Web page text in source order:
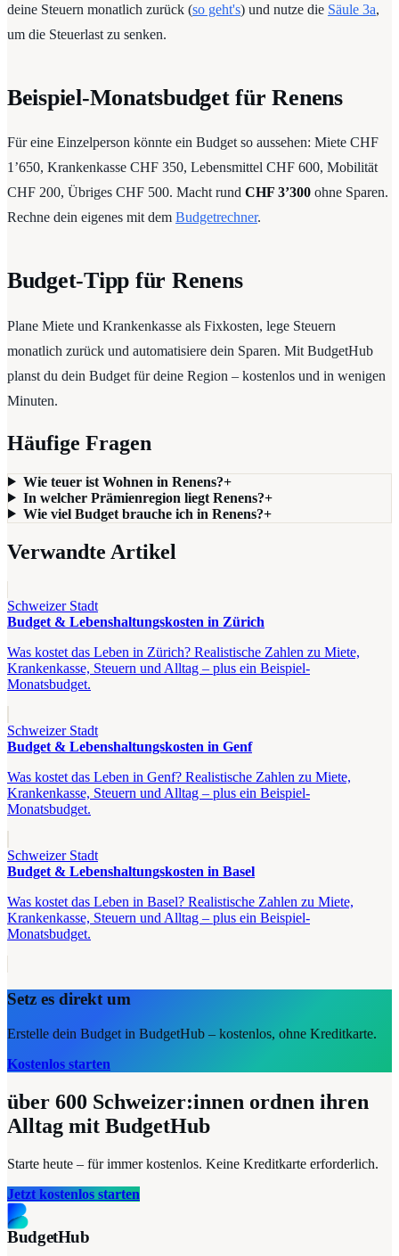
deine Steuern monatlich zurück (so geht's) und nutze die Säule 3a,
um die Steuerlast zu senken.
Beispiel-Monatsbudget für Renens
Für eine Einzelperson könnte ein Budget so aussehen: Miete CHF
1’650, Krankenkasse CHF 350, Lebensmittel CHF 600, Mobilität
CHF 200, Übriges CHF 500. Macht rund CHF 3’300 ohne Sparen.
Rechne dein eigenes mit dem Budgetrechner.
Budget-Tipp für Renens
Plane Miete und Krankenkasse als Fixkosten, lege Steuern
monatlich zurück und automatisiere dein Sparen. Mit BudgetHub
planst du dein Budget für deine Region – kostenlos und in wenigen
Minuten.
Häufige Fragen
Wie teuer ist Wohnen in Renens?+
In welcher Prämienregion liegt Renens?+
Wie viel Budget brauche ich in Renens?+
Verwandte Artikel
Schweizer Stadt
Budget & Lebenshaltungskosten in Zürich
Was kostet das Leben in Zürich? Realistische Zahlen zu Miete,
Krankenkasse, Steuern und Alltag – plus ein Beispiel-
Monatsbudget.
Schweizer Stadt
Budget & Lebenshaltungskosten in Genf
Was kostet das Leben in Genf? Realistische Zahlen zu Miete,
Krankenkasse, Steuern und Alltag – plus ein Beispiel-
Monatsbudget.
Schweizer Stadt
Budget & Lebenshaltungskosten in Basel
Was kostet das Leben in Basel? Realistische Zahlen zu Miete,
Krankenkasse, Steuern und Alltag – plus ein Beispiel-
Monatsbudget.
Setz es direkt um
Erstelle dein Budget in BudgetHub – kostenlos, ohne Kreditkarte.
Kostenlos starten
über 600 Schweizer:innen ordnen ihren
Alltag mit BudgetHub
Starte heute – für immer kostenlos. Keine Kreditkarte erforderlich.
Jetzt kostenlos starten
BudgetHub